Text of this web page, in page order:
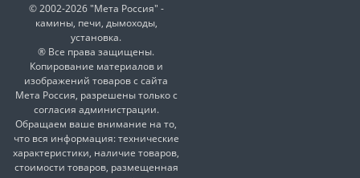
© 2002-2026 "Мета Россия" -
камины, печи, дымоходы,
установка.
® Все права защищены.
Копирование материалов и
изображений товаров с сайта
Мета Россия, разрешены только с
согласия администрации.
Обращаем ваше внимание на то,
что вся информация: технические
характеристики, наличие товаров,
стоимости товаров, размещенная